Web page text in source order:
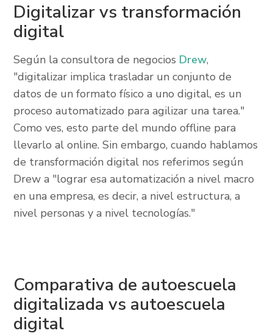
Digitalizar vs transformación
digital
Según la consultora de negocios Drew,
"digitalizar implica trasladar un conjunto de
datos de un formato físico a uno digital, es un
proceso automatizado para agilizar una tarea."
Como ves, esto parte del mundo offline para
llevarlo al online. Sin embargo, cuando hablamos
de transformación digital nos referimos según
Drew a "lograr esa automatización a nivel macro
en una empresa, es decir, a nivel estructura, a
nivel personas y a nivel tecnologías."
Comparativa de autoescuela
digitalizada vs autoescuela
digital